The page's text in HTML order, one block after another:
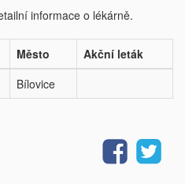
informace o lékárně.
Město
Akční leták
Bílovice